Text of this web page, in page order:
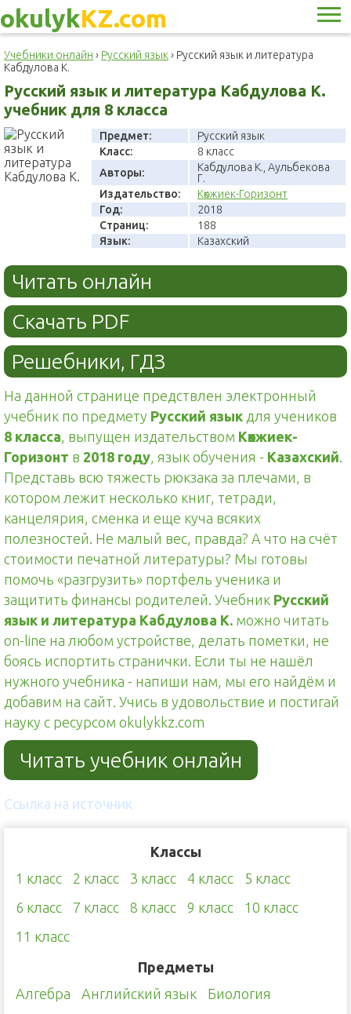
okulykKZ.com
Учебники онлайн › Русский язык › Русский язык и литература
Кабдулова К.
Русский язык и литература Кабдулова К.
учебник для 8 класса
Предмет:
Русский язык
Класс:
8 класс
Авторы:
Кабдулова К., Аульбекова
Г.
Издательство:
Көкжиек-Горизонт
Год:
2018
Страниц:
188
Язык:
Казахский
Читать онлайн
Скачать PDF
Решебники, ГДЗ
На данной странице предствлен электронный
учебник по предмету Русский язык для учеников
8 класса, выпущен издательством Көкжиек-
Горизонт в 2018 году, язык обучения - Казахский.
Представь всю тяжесть рюкзака за плечами, в
котором лежит несколько книг, тетради,
канцелярия, сменка и еще куча всяких
полезностей. Не малый вес, правда? А что на счёт
стоимости печатной литературы? Мы готовы
помочь «разгрузить» портфель ученика и
защитить финансы родителей. Учебник Русский
язык и литература Кабдулова К. можно читать
on-line на любом устройстве, делать пометки, не
боясь испортить странички. Если ты не нашёл
нужного учебника - напиши нам, мы его найдём и
добавим на сайт. Учись в удовольствие и постигай
науку с ресурсом okulykkz.com
Читать учебник онлайн
Ссылка на источник
Классы
1 класс
2 класс 3 класс 4 класс
5 класс
6 класс
7 класс 8 класс 9 класс
10 класс
11 класс
Предметы
Алгебра
Английский язык
Биология